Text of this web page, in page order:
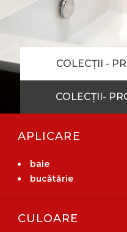
COLECȚII -
COLECȚII-
APLICARE
baie
bucătărie
CULOARE